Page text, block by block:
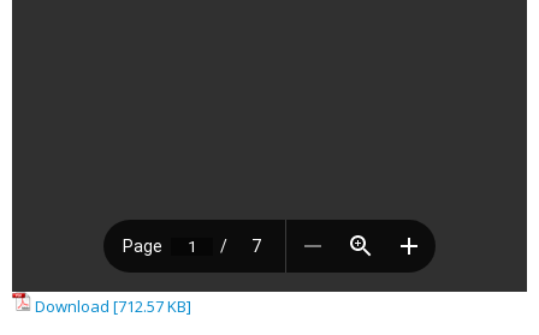
Download [712.57 KB]